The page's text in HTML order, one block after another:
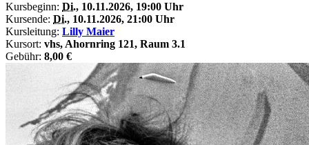
Kursbeginn: Di., 10.11.2026, 19:00 Uhr
Kursende: Di., 10.11.2026, 21:00 Uhr
Kursleitung: Lilly Maier
Kursort: vhs, Ahornring 121, Raum 3.1
Gebühr: 8,00 €